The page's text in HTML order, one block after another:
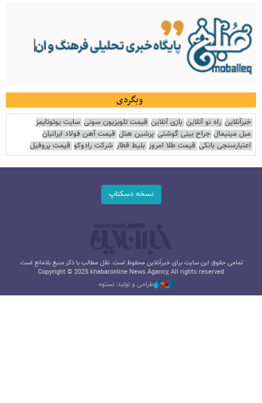
وبگردی
خبرآنلاین راه نو آنلاین بازی آنلاین قیمت تلویزیون سونی سایت یوتوتایمز
مبل مینیمال جراح بینی گوشتی پرشین هتل قیمت آهن فولاد ایرانیان
اعتبارسنجی بانکی قیمت طلا امروز بلیط قطار شرکت رادوکو قیمت پروفیل
نسخه دسکتاپ
تمامی حقوق این سایت برای خبرآنلاین محفوظ است. نقل مطالب با ذکر منبع بلامانع است.
Copyright © 2025 khabaronline News Agancy, All rights reserved
طراحی و تولید: نستوه